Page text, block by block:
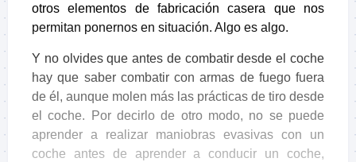
otros elementos de fabricación casera que nos
permitan ponernos en situación. Algo es algo.
Y no olvides que antes de combatir desde el coche
hay que saber combatir con armas de fuego fuera
de él, aunque molen más las prácticas de tiro desde
el coche. Por decirlo de otro modo, no se puede
aprender a realizar maniobras evasivas con un
coche antes de aprender a conducir un coche,